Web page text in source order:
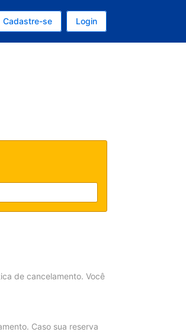
americano
é: Português (Brasil)
Cadastre-se Login
de cancelamento. Você
Caso sua reserva